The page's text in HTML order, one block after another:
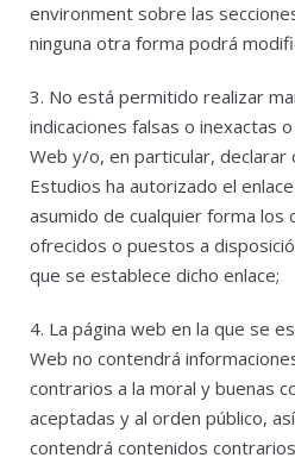
environment sobre las
ninguna otra forma podrá
3. No está permitido realizar
indicaciones falsas o inexactas
Web y/o, en particular, declarar
Estudios ha autorizado el
asumido de cualquier forma los
ofrecidos o puestos a
que se establece dicho enlace;
4. La página web en la que se
Web no contendrá
contrarios a la moral y buenas
aceptadas y al orden público,
contendrá contenidos